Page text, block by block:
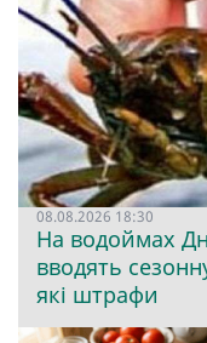
08.08.2026 18:30
На водоймах
вводять
які штрафи